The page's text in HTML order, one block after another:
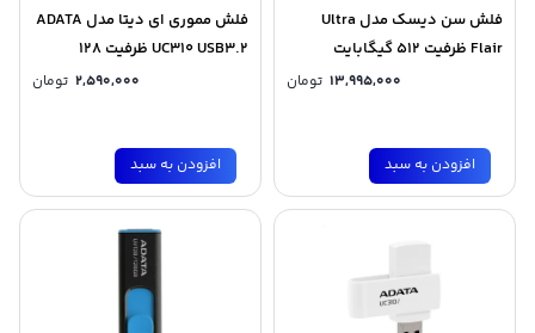
فلش سن دیسک مدل Ultra
Flair ظرفیت 512 گیگابایت
13,995,000 تومان
افزودن به سبد
فلش مموری ای دیتا مدل ADATA
UC310 USB3.2 ظرفیت 128
2,590,000 تومان
افزودن به سبد